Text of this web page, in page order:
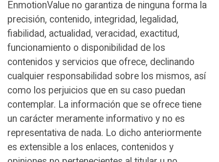
EnmotionValue no garantiza de ninguna forma la
precisión, contenido, integridad, legalidad,
fiabilidad, actualidad, veracidad, exactitud,
funcionamiento o disponibilidad de los
contenidos y servicios que ofrece, declinando
cualquier responsabilidad sobre los mismos, así
como los perjuicios que en su caso puedan
contemplar. La información que se ofrece tiene
un carácter meramente informativo y no es
representativa de nada. Lo dicho anteriormente
es extensible a los enlaces, contenidos y